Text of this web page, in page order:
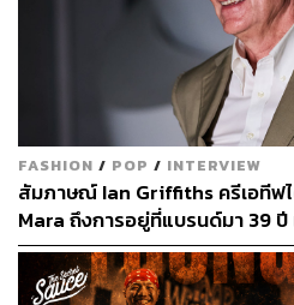
FASHION / POP / INTERVIEW
สัมภาษณ์ Ian Griffiths ครีเอทีฟไ
Mara ถึงการอยู่ที่แบรนด์มา 39 ปี
วงการแฟชั่น